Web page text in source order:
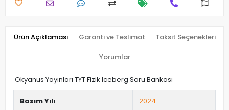
Ürün Açıklaması Garanti ve Teslimat Taksit Seçenekleri
Yorumlar
Okyanus Yayınları TYT Fizik Iceberg Soru Bankası
Basım Yılı 2024